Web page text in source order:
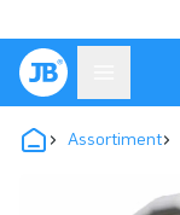
Assortiment